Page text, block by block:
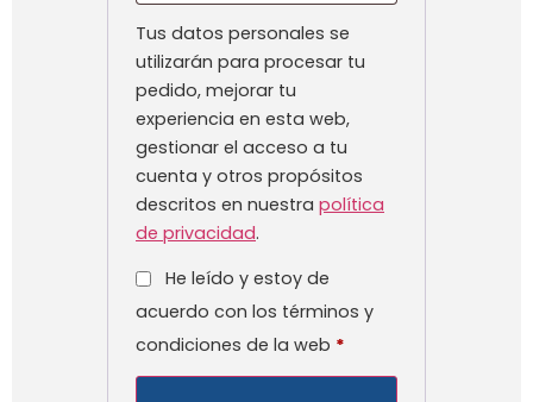
Tus datos personales se
utilizarán para procesar tu
pedido, mejorar tu
experiencia en esta web,
gestionar el acceso a tu
cuenta y otros propósitos
descritos en nuestra política
de privacidad.
He leído y estoy de
acuerdo con los términos y
condiciones de la web *